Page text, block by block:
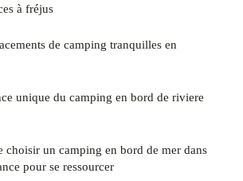
à fréjus
de camping tranquilles en
unique du camping en bord de riviere
choisir un camping en bord de mer dans
pour se ressourcer